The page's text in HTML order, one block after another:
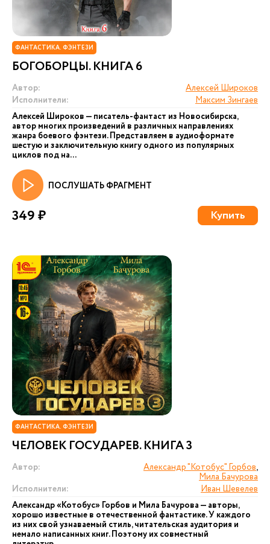
ФАНТАСТИКА. ФЭНТЕЗИ
БОГОБОРЦЫ. КНИГА 6
Автор:
Алексей Широков
Исполнители:
Максим Зингаев
Алексей Широков — писатель-фантаст из Новосибирска,
автор многих произведений в различных направлениях
жанра боевого фэнтези. Представляем в аудиоформате
шестую и заключительную книгу одного из популярных
циклов под на...
ПОСЛУШАТЬ ФРАГМЕНТ
349 ₽ Купить
ФАНТАСТИКА. ФЭНТЕЗИ
ЧЕЛОВЕК ГОСУДАРЕВ. КНИГА 3
Автор: Александр "Котобус" Горбов,
Мила Бачурова
Исполнители:
Иван Шевелев
Александр «Котобус» Горбов и Мила Бачурова — авторы,
хорошо известные в отечественной фантастике. У каждого
из них свой узнаваемый стиль, читательская аудитория и
немало написанных книг. Поэтому их совместный